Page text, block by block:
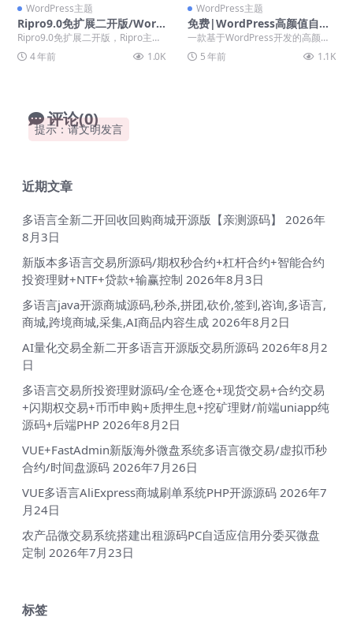
WordPress主题
Ripro9.0免扩展二开版/Word
Press博客主题Ripro全解密无
后门源码下载「亲测源码」
Ripro9.0免扩展二开版，Ripro主题
全解密无后门，这次分享的源码包
内的东...
4 年前 1.0K
WordPress主题
免费|WordPress高颜值自适
应博客主题Puock免费下载
一款基于WordPress开发的高颜值
的自适应主题，支持白天与黑夜模
式。 安装：...
5 年前 1.1K
评论(0)
提示：请文明发言
近期文章
多语言全新二开回收回购商城开源版【亲测源码】
2026年
8月3日
新版本多语言交易所源码/期权秒合约+杠杆合约+智能合约
投资理财+NTF+贷款+输赢控制 2026年8月3日
多语言java开源商城源码,秒杀,拼团,砍价,签到,咨询,多语言,
商城,跨境商城,采集,AI商品内容生成 2026年8月2日
AI量化交易全新二开多语言开源版交易所源码 2026年8月2
日
多语言交易所投资理财源码/全仓逐仓+现货交易+合约交易
+闪期权交易+币币申购+质押生息+挖矿理财/前端uniapp纯
源码+后端PHP 2026年8月2日
VUE+FastAdmin新版海外微盘系统多语言微交易/虚拟币秒
合约/时间盘源码 2026年7月26日
VUE多语言AliExpress商城刷单系统PHP开源源码 2026年7
月24日
农产品微交易系统搭建出租源码PC自适应信用分委买微盘
定制 2026年7月23日
标签